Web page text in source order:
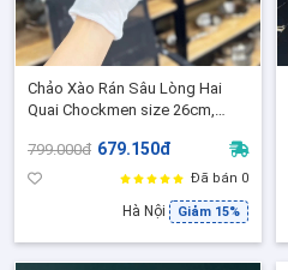
Chảo Xào Rán Sâu Lòng Hai
Quai Chockmen size 26cm,
799.000đ 679.150đ
Đã bán 0
Hà Nội Giảm 15%